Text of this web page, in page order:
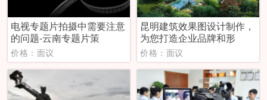
电视专题片拍摄中需要注意
的问题-云南专题片策
价格：面议
昆明建筑效果图设计制作，
为您打造企业品牌和形
价格：面议